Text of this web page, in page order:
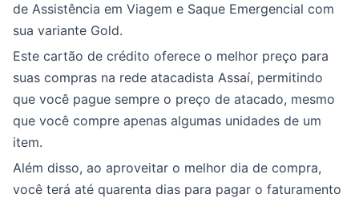
de Assistência em Viagem e Saque Emergencial com
sua variante Gold.
Este cartão de crédito oferece o melhor preço para
suas compras na rede atacadista Assaí, permitindo
que você pague sempre o preço de atacado, mesmo
que você compre apenas algumas unidades de um
item.
Além disso, ao aproveitar o melhor dia de compra,
você terá até quarenta dias para pagar o faturamento